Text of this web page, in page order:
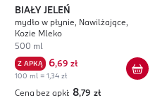
BIAŁY JELEŃ
mydło w płynie, Nawilżające,
Kozie Mleko
500 ml
Z APKĄ 6,69 zł
100 ml = 1,34 zł
Cena bez apki: 8,79 zł